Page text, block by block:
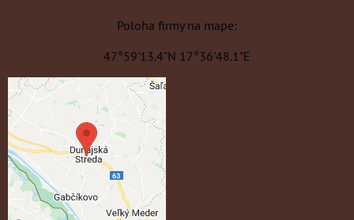
Poloha firmy na mape:
47°59'13.4"N 17°36'48.1"E